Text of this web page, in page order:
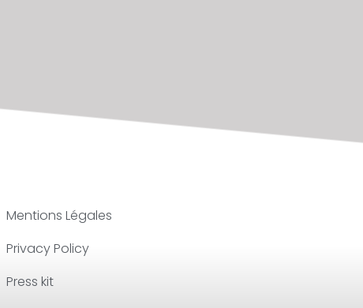
Mentions Légales
Privacy Policy
Press kit